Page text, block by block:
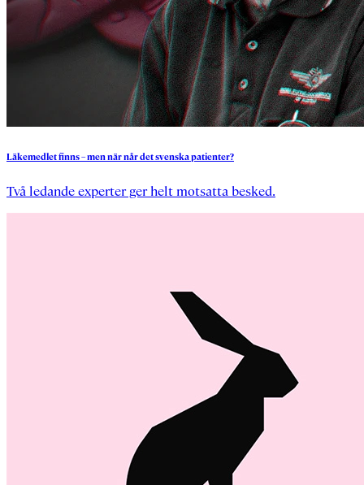
Läkemedletfinns–mennärnårdetsvenskapatienter?
Två ledande experter ger helt motsatta besked.